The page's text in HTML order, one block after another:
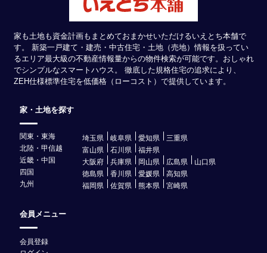
家も土地も資金計画もまとめておまかせいただけるいえとち本舗で
す。 新築一戸建て・建売・中古住宅・土地（売地）情報を扱ってい
るエリア最大級の不動産情報量からの物件検索が可能です。おしゃれ
でシンプルなスマートハウス。 徹底した規格住宅の追求により、
ZEH仕様標準住宅を低価格（ローコスト）で提供しています。
家・土地を探す
関東・東海 埼玉県 岐阜県 愛知県
三重県
北陸・甲信越
富山県 石川県
福井県
近畿・中国
大阪府 兵庫県 岡山県 広島県
山口県
四国
徳島県 香川県 愛媛県
高知県
九州
福岡県 佐賀県 熊本県 宮崎県
会員メニュー
会員登録